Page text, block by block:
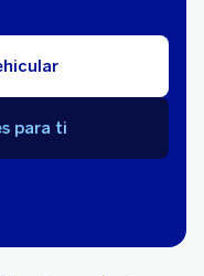
para ti